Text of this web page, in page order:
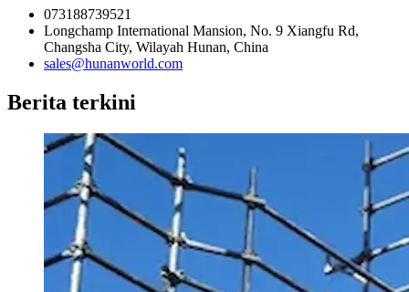
073188739521
Longchamp International Mansion, No. 9 Xiangfu Rd,
Changsha City, Wilayah Hunan, China
sales@hunanworld.com
Berita terkini